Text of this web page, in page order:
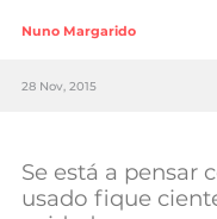
Lifestyle
Sociedade
Negócios
Nuno Margarido
28 Nov, 2015
Se está a
usado fique